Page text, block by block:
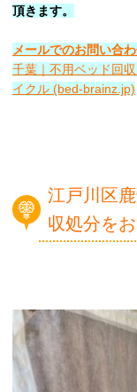
頂きます。
メールでのお問い合
千葉｜不用ベッド回
イクル (bed-brainz.jp)
江戸川区
収処分を